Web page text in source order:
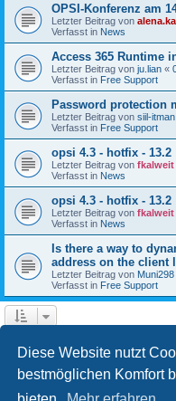
Diese Website nutzt
bestmöglichen Komfort
OPSI-Konferenz am
Letzter Beitrag von
Verfasst in News
Access 365 Runtime
Letzter Beitrag von ju.lian «
Verfasst in Free Support
Password protection
Letzter Beitrag von siil-itman
Verfasst in Free Support
opsi 4.3 - hotfix - 13.2
Letzter Beitrag von fkalweit
Verfasst in News
opsi 4.3 - hotfix - 13.2
Letzter Beitrag von fkalweit
Verfasst in News
Is there a way to
address on the client
Letzter Beitrag von Muni298
Verfasst in Free Support